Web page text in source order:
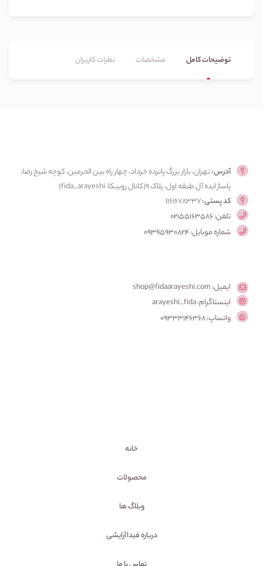
توضیحات کامل مشخصات نظرات کاربران
آدرس:تهران، بازار بزرگ پانزده خرداد، چهار راه بین الحرمین، کوچه شیخ رضا،
پاساژ ایده آل طبقه اول، پلاک ۹(کانال روبیکا: fida_arayeshi)
کد پستی:1161678337
تلفن: 02155163586
شماره موبایل: 09395930824
ایمیل: shop@fidaarayeshi.com
اینستاگرام: arayeshi_fida
واتساپ: 09333146368
خانه
محصولات
وبلاگ ها
درباره فیداآرایشی